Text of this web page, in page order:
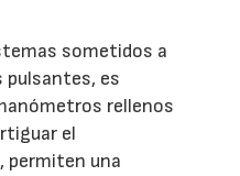
sometidos a
pulsantes, es
rellenos
el
permiten una